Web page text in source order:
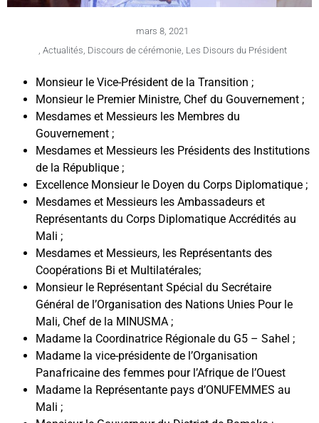
mars 8, 2021
Actualités Discours de cérémonie, Les Disours du Président
Monsieur le Vice-Président de la Transition ;
Monsieur le Premier Ministre, Chef du Gouvernement ;
Mesdames et Messieurs les Membres du
Gouvernement ;
Mesdames et Messieurs les Présidents des Institutions
de la République ;
Excellence Monsieur le Doyen du Corps Diplomatique ;
Mesdames et Messieurs les Ambassadeurs et
Représentants du Corps Diplomatique Accrédités au
Mali ;
Mesdames et Messieurs, les Représentants des
Coopérations Bi et Multilatérales;
Monsieur le Représentant Spécial du Secrétaire
Général de l’Organisation des Nations Unies Pour le
Mali, Chef de la MINUSMA ;
Madame la Coordinatrice Régionale du G5 – Sahel ;
Madame la vice-présidente de l’Organisation
Panafricaine des femmes pour l’Afrique de l’Ouest
Madame la Représentante pays d’ONUFEMMES au
Mali ;